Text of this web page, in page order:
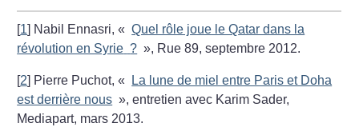
[1] Nabil Ennasri, « Quel rôle joue le Qatar dans la
révolution en Syrie ? », Rue 89, septembre 2012.
[2] Pierre Puchot, «
La lune de miel entre Paris et Doha
est derrière nous », entretien avec Karim Sader,
Mediapart, mars 2013.